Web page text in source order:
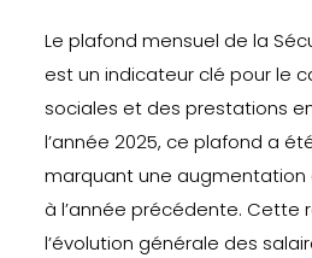
Le plafond mensuel de la
est un indicateur clé pour le
sociales et des prestations
l’année 2025, ce plafond a
marquant une augmentation
à l’année précédente. Cette
l’évolution générale des